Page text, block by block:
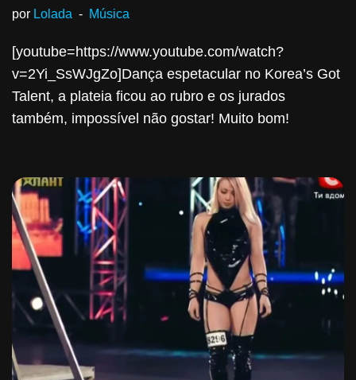
por Lolada Música
[youtube=https://www.youtube.com/watch?
v=2Yi_SsWJgZo]Dança espetacular no Korea’s Got
Talent, a plateia ficou ao rubro e os jurados
também, impossível não gostar! Muito bom!